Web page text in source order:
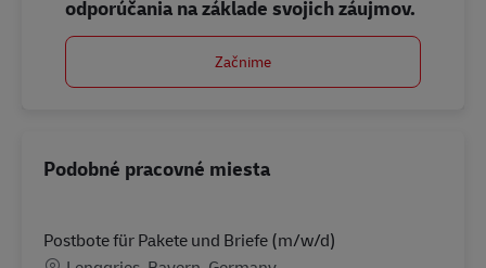
odporúčania na základe svojich záujmov.
Začnime
Podobné pracovné miesta
Postbote für Pakete und Briefe (m/w/d)